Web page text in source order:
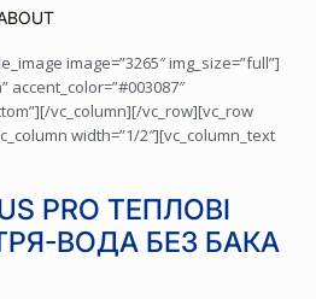
image=”3265″ img_size=”full”]
accent_color=”#003087″
vc_column][/vc_row][vc_row
width=”1/2″][vc_column_text
PRO ТЕПЛОВІ
ВОДА БЕЗ БАКА